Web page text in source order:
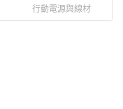
行動電源與線材